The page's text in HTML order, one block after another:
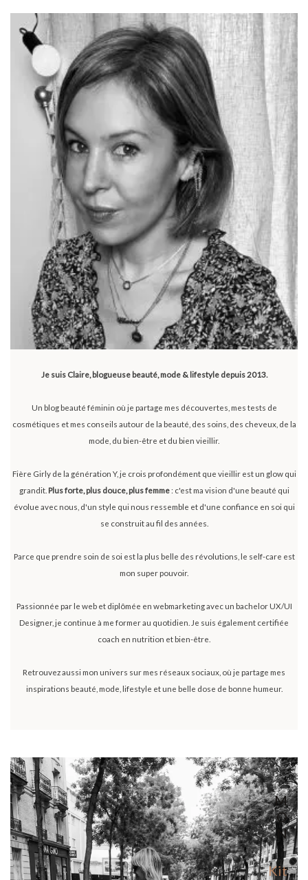
Je suis Claire, blogueuse beauté, mode & lifestyle depuis 2013.
Un blog beauté féminin où je partage mes découvertes, mes tests de
cosmétiques et mes conseils autour de la beauté, des soins, des cheveux, de la
mode, du bien-être et du bien vieillir.
Fière Girly de la génération Y, je crois profondément que vieillir est un glow qui
grandit. Plus forte, plus douce, plus femme: c'est ma vision d'une beauté qui
évolue avec nous, d'un style qui nous ressemble et d'une confiance en soi qui
se construit au fil des années.
Parce que prendre soin de soi est la plus belle des révolutions, le self-care est
mon super pouvoir.
Passionnée par le web et diplômée en webmarketing avec un bachelor UX/UI
Designer, je continue à me former au quotidien. Je suis également certifiée
coach en nutrition et bien-être.
Retrouvez aussi mon univers sur mes réseaux sociaux, où je partage mes
inspirations beauté, mode, lifestyle et une belle dose de bonne humeur.
M
O
N
Kit